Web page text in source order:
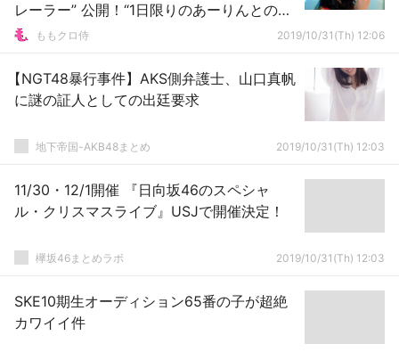
レーラー” 公開！“1日限りのあーりんとの夏
休み”を体感！
ももクロ侍 2019/10/31(Th) 12:06
【NGT48暴行事件】AKS側弁護士、山口真帆
に謎の証人としての出廷要求
地下帝国-AKB48まとめ 2019/10/31(Th) 12:03
11/30・12/1開催 『日向坂46のスペシャ
ル・クリスマスライブ』USJで開催決定！
欅坂46まとめラボ 2019/10/31(Th) 12:03
SKE10期生オーディション65番の子が超絶
カワイイ件